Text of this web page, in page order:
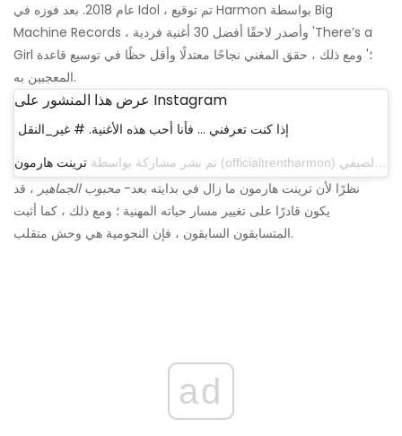
عام 2018. بعد فوزه في Idol ، تم توقيع Harmon بواسطة Big
Machine Records ، وأصدر لاحقًا أفضل 30 أغنية فردية 'There’s a
Girl ؛' ومع ذلك ، حقق المغني نجاحًا معتدلًا وأقل حظًا في توسيع قاعدة
المعجبين به.
عرض هذا المنشور على Instagram
إذا كنت تعرفني ... فأنا أحب هذه الأغنية. # غير_النقل
تم نشر مشاركة بواسطة ترينت هارمون
نظرًا لأن ترينت هارمون ما زال في بدايته بعد- محبوب الجماهير ، قد
يكون قادرًا على تغيير مسار حياته المهنية ؛ ومع ذلك ، كما أثبت
المتسابقون السابقون ، فإن النجومية هي وحش متقلب.
ad